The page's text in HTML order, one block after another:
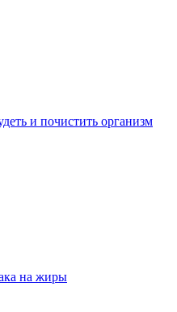
и почистить организм
на жиры